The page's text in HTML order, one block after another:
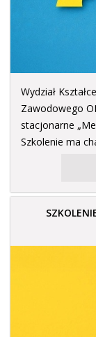
Wydział
Zawodowego
stacjonarne
Szkolenie ma